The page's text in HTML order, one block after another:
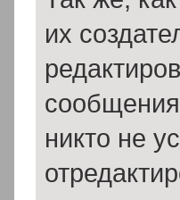
их
никто не